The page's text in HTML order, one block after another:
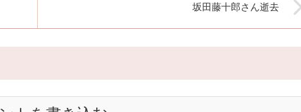
坂田藤十郎さん逝去